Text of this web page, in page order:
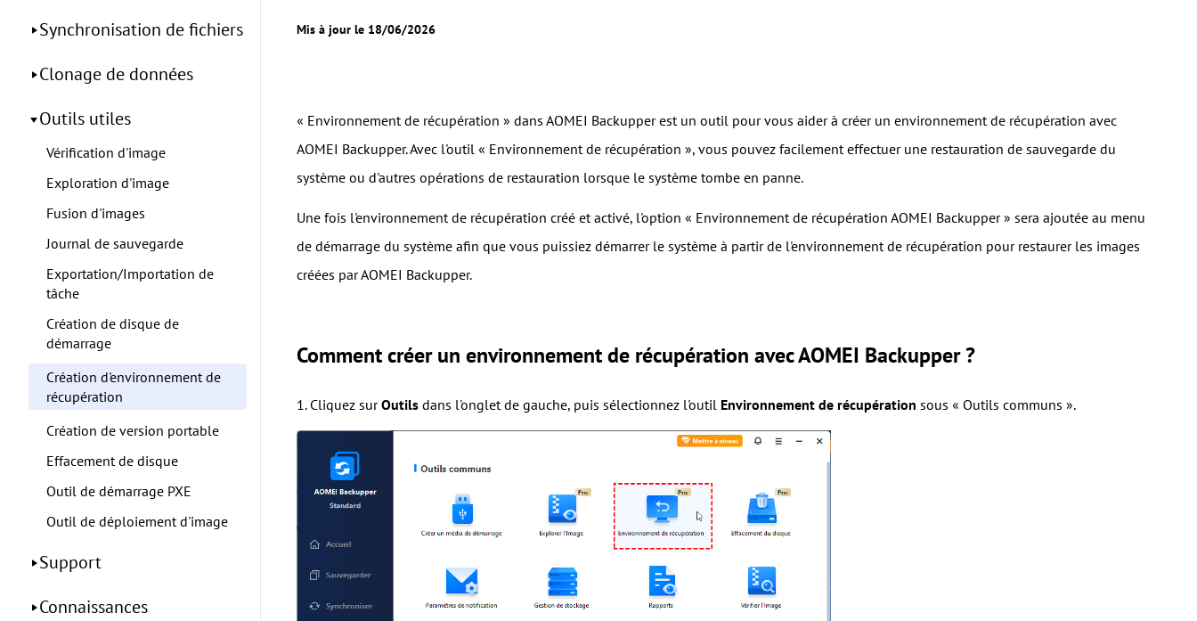
Synchronisation de fichiers
Clonage de données
Outils utiles
Vérification d'image
Exploration d'image
Fusion d'images
Journal de sauvegarde
Exportation/Importation de
tâche
Création de disque de
démarrage
Création d'environnement de
récupération
Création de version portable
Effacement de disque
Outil de démarrage PXE
Outil de déploiement d'image
Support
Connaissances
Mis à jour le 18/06/2026
« Environnement de récupération » dans AOMEI Backupper est un outil pour vous aider à créer un environnement de récupération avec
AOMEI Backupper. Avec l'outil « Environnement de récupération », vous pouvez facilement effectuer une restauration de sauvegarde du
système ou d'autres opérations de restauration lorsque le système tombe en panne.
Une fois l'environnement de récupération créé et activé, l'option « Environnement de récupération AOMEI Backupper » sera ajoutée au menu
de démarrage du système afin que vous puissiez démarrer le système à partir de l'environnement de récupération pour restaurer les images
créées par AOMEI Backupper.
Comment créer un environnement de récupération avec AOMEI Backupper ?
1. Cliquez surOutils dans l'onglet de gauche, puis sélectionnez l'outil Environnement de récupération sous « Outils communs ».